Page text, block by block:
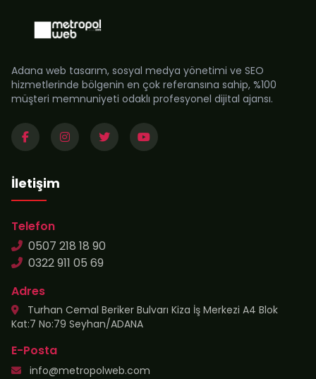
Adana web tasarım, sosyal medya yönetimi ve SEO
hizmetlerinde bölgenin en çok referansına sahip, %100
müşteri memnuniyeti odaklı profesyonel dijital ajansı.
İletişim
Telefon
0507 218 18 90
0322 911 05 69
Adres
Turhan Cemal Beriker Bulvarı Kiza İş Merkezi A4 Blok
Kat:7 No:79 Seyhan/ADANA
E-Posta
info@metropolweb.com